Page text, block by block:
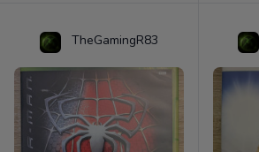
TheGamingR83